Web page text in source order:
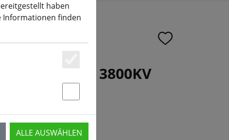
1404 Unibell 3800KV
haben
Informationen finden
Essenziell
ALLE AUSWÄHLEN